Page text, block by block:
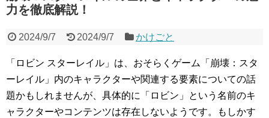
力を徹底解説！
2024/9/7 2024/9/7 かけごと
「ロビン スターレイル」は、おそらくゲーム「崩壊：スタ
ーレイル」内のキャラクターや関連する要素についての話
題かもしれませんが、具体的に「ロビン」という名前のキ
ャラクターやコンテンツは存在しないようです。もしかす